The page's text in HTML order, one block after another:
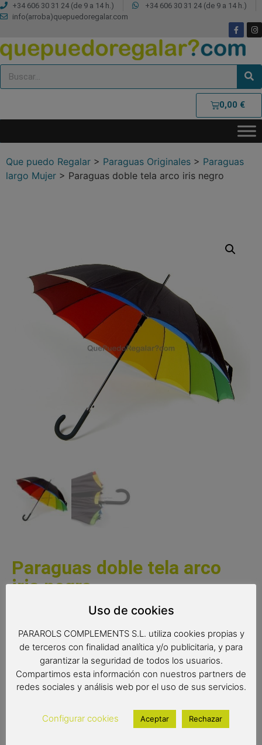
+34 606 30 31 24 (de 9 a 14 h.)
+34 606 30 31 24 (de 9 a 14 h.)
info(arroba)quepuedoregalar.com
0,00 €
Que puedo Regalar > Paraguas Originales > Paraguas
largo Mujer > Paraguas doble tela arco iris negro
Paraguas doble tela arco
iris negro
Fabuloso paraguas de doble tela con dieciséis varillas, liso
en el exterior del paraguas y con colores arco-iris en su
interior consiguiendo un efecto visual único. Original
diseño al mejor precio.
Medidas:
Diámetro: 103 cm.
Uso de cookies
PARAROLS COMPLEMENTS S.L. utiliza cookies propias y
de terceros con finalidad analítica y/o publicitaria, y para
garantizar la seguridad de todos los usuarios.
Compartimos esta información con nuestros partners de
redes sociales y análisis web por el uso de sus servicios.
Configurar cookies Aceptar Rechazar